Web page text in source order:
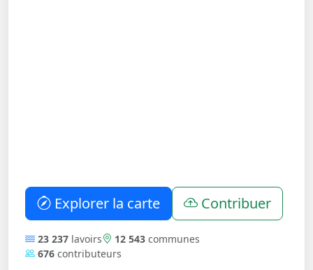
Explorer la carte Contribuer
23 237 lavoirs 12 543 communes
676 contributeurs